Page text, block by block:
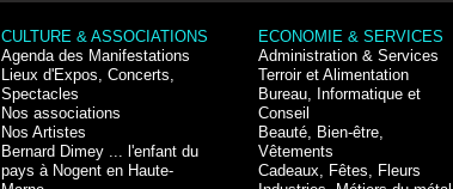
CULTURE & ASSOCIATIONS
Agenda des Manifestations
Lieux d'Expos, Concerts,
Spectacles
Nos associations
Nos Artistes
Bernard Dimey ... l'enfant du
pays à Nogent en Haute-
ECONOMIE & SERVICES
Administration & Services
Terroir et Alimentation
Bureau, Informatique et
Conseil
Beauté, Bien-être,
Vêtements
Cadeaux, Fêtes, Fleurs